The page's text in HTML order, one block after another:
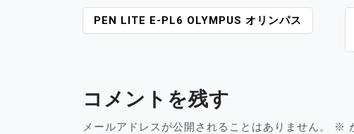
投
稿
ゲ
ー
シ
PEN LITE E-PL6 OLYMPUS オリンパス
コメントを残す
メールアドレスが公開されることはありません。 ※